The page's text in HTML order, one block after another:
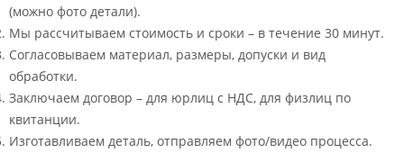
(можно фото детали).
Мы рассчитываем стоимость и сроки – в течение 30 минут.
Согласовываем материал, размеры, допуски и вид
обработки.
Заключаем договор – для юрлиц с НДС, для физлиц по
квитанции.
Изготавливаем деталь, отправляем фото/видео процесса.